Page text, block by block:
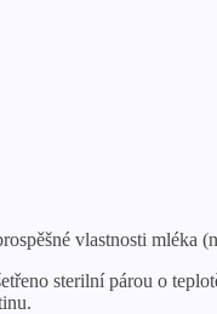
vlastnosti mléka
sterilní párou o